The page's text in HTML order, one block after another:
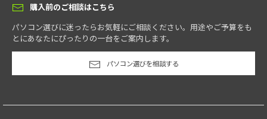
購入前のご相談はこちら
パソコン選びに迷ったらお気軽にご相談ください。用途やご予算をも
とにあなたにぴったりの一台をご案内します。
パソコン選びを相談する